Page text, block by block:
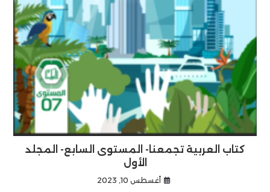
كتاب العربية تجمعنا- المستوى السابع- المجلد
الأول
أغسطس 10, 2023